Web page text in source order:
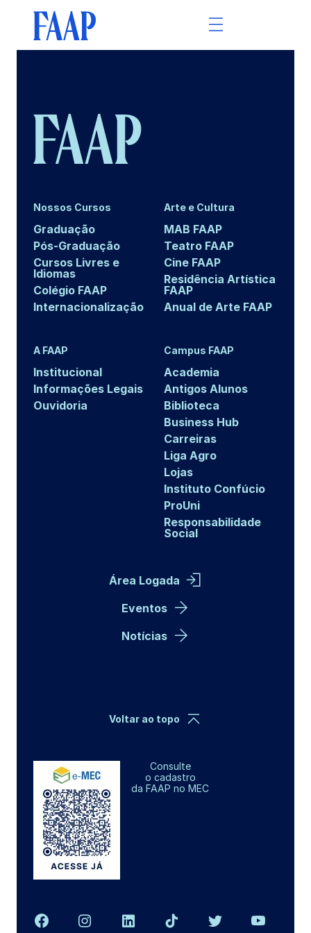
Nossos Cursos
Graduação
Pós-Graduação
Cursos Livres e
Idiomas
Colégio FAAP
Internacionalização
Arte e Cultura
MAB FAAP
Teatro FAAP
Cine FAAP
Residência Artística
FAAP
Anual de Arte FAAP
A FAAP
Institucional
Informações Legais
Ouvidoria
Campus FAAP
Academia
Antigos Alunos
Biblioteca
Business Hub
Carreiras
Liga Agro
Lojas
Instituto Confúcio
ProUni
Responsabilidade
Social
Área Logada
Eventos
Notícias
Consulte
o cadastro
da FAAP no MEC
Voltar ao topo